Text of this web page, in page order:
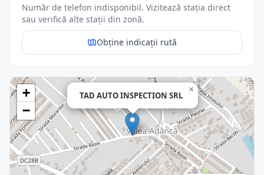
Număr de telefon indisponibil. Vizitează stația direct
sau verifică alte stații din zonă.
Obține indicații rută
TAD AUTO INSPECTION SRL
×
+
−